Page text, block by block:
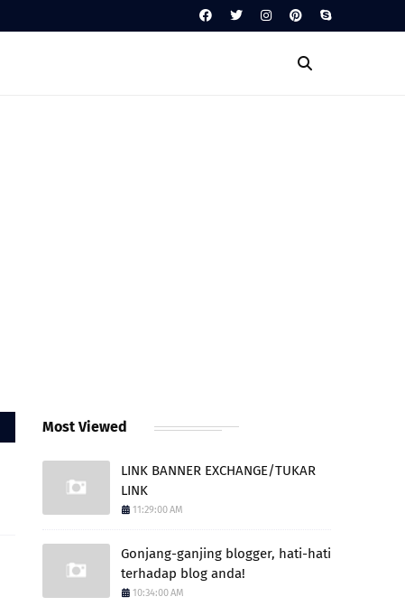
Most Viewed
LINK BANNER EXCHANGE/TUKAR
LINK
11:29:00 AM
Gonjang-ganjing blogger, hati-hati
terhadap blog anda!
10:34:00 AM